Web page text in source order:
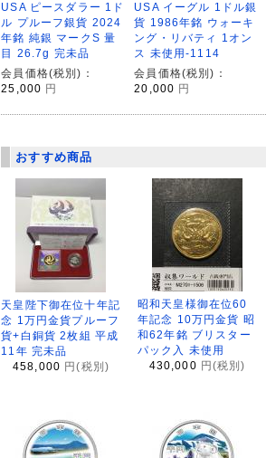
USA ピースダラー 1ド
ル プルーフ銀貨 2024
年銘 純銀 マークS 量
目 26.7g 完未品
会員価格(税別)：
25,000 円
USA イーグル 1ドル銀
貨 1986年銘 ウォーキ
ング・リバティ 1オン
ス 未使用-1114
会員価格(税別)：
20,000 円
おすすめ商品
天皇陛下御在位十年記
念 1万円金貨プルーフ
貨+白銅貨 2枚組 平成
11年 完未品
458,000 円(税別)
昭和天皇様御在位60
年記念 10万円金貨 昭
和62年銘 ブリスター
パック入 未使用
430,000 円(税別)